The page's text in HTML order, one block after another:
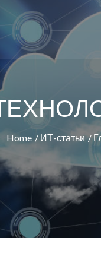
Home ИТ-статьи